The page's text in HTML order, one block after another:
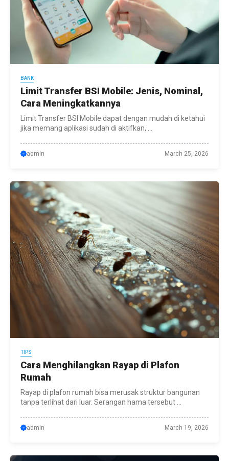
BANK
Limit Transfer BSI Mobile: Jenis, Nominal,
Cara Meningkatkannya
Limit Transfer BSI Mobile dapat dengan mudah di ketahui
jika memang aplikasi sudah di aktifkan, ...
admin March 25, 2026
TIPS
Cara Menghilangkan Rayap di Plafon
Rumah
Rayap di plafon rumah bisa merusak struktur bangunan
tanpa terlihat dari luar. Serangan hama tersebut ...
admin March 19, 2026